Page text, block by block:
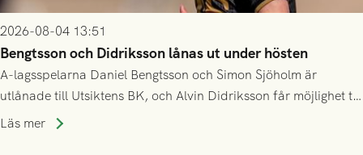
2026-08-04 13:51
Bengtsson och Didriksson lånas ut under hösten
A-lagsspelarna Daniel Bengtsson och Simon Sjöholm är
utlånade till Utsiktens BK, och Alvin Didriksson får möjlighet till
speltid i Hestrafors genom föreningssamarbete.
Läs mer